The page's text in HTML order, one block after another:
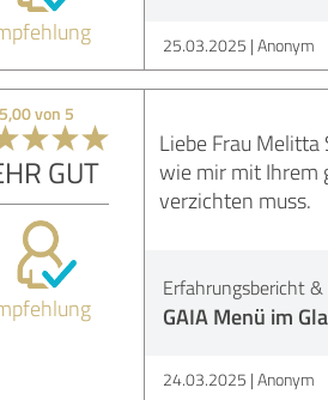
25.03.2025 Anonym
5,00 von 5
GUT
Liebe Frau
wie mir mit Ihrem
verzichten muss.
Erfahrungsbericht
GAIA Menü im
24.03.2025 Anonym